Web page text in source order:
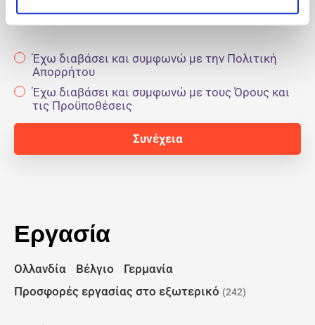
Έχω διαβάσει και συμφωνώ με την Πολιτική
Απορρήτου
Έχω διαβάσει και συμφωνώ με τους Όρους και
τις Προϋποθέσεις
Εργασία
Ολλανδία Βέλγιο
Γερμανία
Προσφορές εργασίας στο εξωτερικό (242)